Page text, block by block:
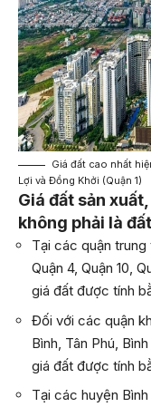
Giá đất cao nhất
Lợi và Đồng Khởi (Quận 1)
Giá đất sản
không phải là
Tại các quận trung
Quận 4, Quận 10,
giá đất được tính
Đối với các quận
Bình, Tân Phú,
giá đất được tính
Tại các huyện